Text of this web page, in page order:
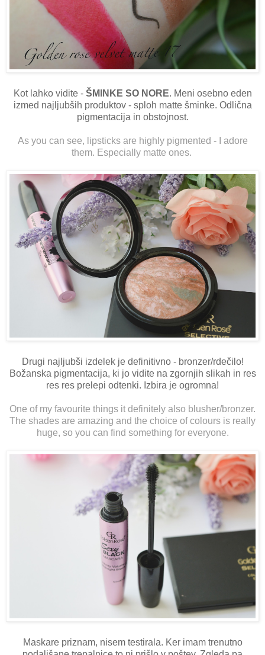
Kot lahko vidite -ŠMINKE SO NORE. Meni osebno eden
izmed najljubših produktov - sploh matte šminke. Odlična
pigmentacija in obstojnost.
As you can see, lipsticks are highly pigmented - I adore
them. Especially matte ones.
Drugi najljubši izdelek je definitivno - bronzer/rdečilo!
Božanska pigmentacija, ki jo vidite na zgornjih slikah in res
res res prelepi odtenki. Izbira je ogromna!
One of my favourite things it definitely also blusher/bronzer.
The shades are amazing and the choice of colours is really
huge, so you can find something for everyone.
Maskare priznam, nisem testirala. Ker imam trenutno